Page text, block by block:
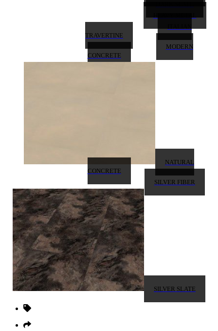
TRAVERTINE
MODERN
CONCRETE
NATURAL
CONCRETE
SILVER FIBER
SILVER SLATE